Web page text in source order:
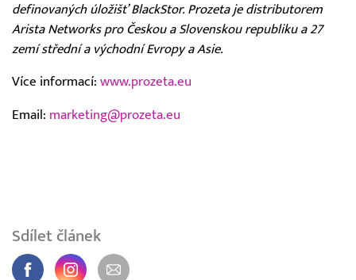
definovaných úložišť BlackStor. Prozeta je distributorem
Arista Networks pro Českou a Slovenskou republiku a 27
zemí střední a východní Evropy a Asie.
Více informací: www.prozeta.eu
Email: marketing@prozeta.eu
Sdílet článek